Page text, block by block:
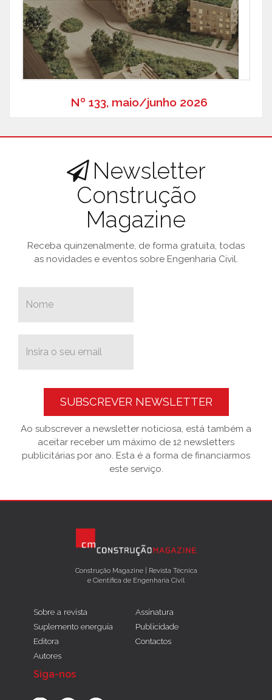
Nº 133, maio/junho 2026
Newsletter
Construção
Magazine
Receba quinzenalmente, de forma gratuita, todas
as novidades e eventos sobre Engenharia Civil.
SUBSCREVER NEWSLETTER
Ao subscrever a newsletter noticiosa, está também a
aceitar receber um máximo de 12 newsletters
publicitárias por ano. Esta é a forma de financiarmos
este serviço.
Construção Magazine | Revista Técnica
e Científica de Engenharia Civil
Sobre a revista
Suplemento energuia
Editora
Autores
Assinatura
Publicidade
Contactos
Siga-nos